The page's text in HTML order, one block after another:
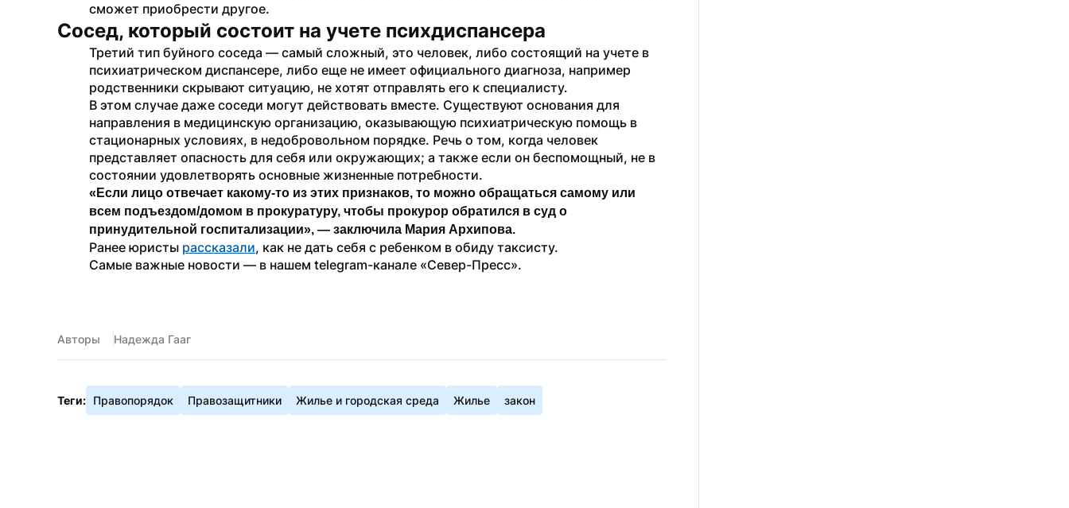
сможет приобрести другое.
Сосед, который состоит на учете психдиспансера
Третий тип буйного соседа — самый сложный, это человек, либо состоящий на учете в
психиатрическом диспансере, либо еще не имеет официального диагноза, например
родственники скрывают ситуацию, не хотят отправлять его к специалисту.
В этом случае даже соседи могут действовать вместе. Существуют основания для
направления в медицинскую организацию, оказывающую психиатрическую помощь в
стационарных условиях, в недобровольном порядке. Речь о том, когда человек
представляет опасность для себя или окружающих; а также если он беспомощный, не в
состоянии удовлетворять основные жизненные потребности.
«Если лицо отвечает какому-то из этих признаков, то можно обращаться самому или
всем подъездом/домом в прокуратуру, чтобы прокурор обратился в суд о
принудительной госпитализации», — заключила Мария Архипова.
Ранее юристы рассказали, как не дать себя с ребенком в обиду таксисту.
Самые важные новости — в нашем telegram-канале «Север-Пресс».
Авторы Надежда Гааг
Теги: Правопорядок Правозащитники Жилье и городская среда Жилье закон